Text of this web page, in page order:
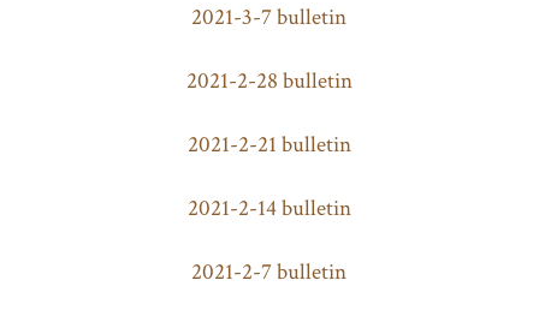
2021-3-7 bulletin
2021-2-28 bulletin
2021-2-21 bulletin
2021-2-14 bulletin
2021-2-7 bulletin